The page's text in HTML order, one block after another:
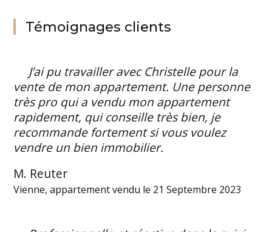
Témoignages clients
J’ai pu travailler avec Christelle pour la
vente de mon appartement. Une personne
très pro qui a vendu mon appartement
rapidement, qui conseille très bien, je
recommande fortement si vous voulez
vendre un bien immobilier.
M. Reuter
Vienne, appartement vendu le 21 Septembre 2023